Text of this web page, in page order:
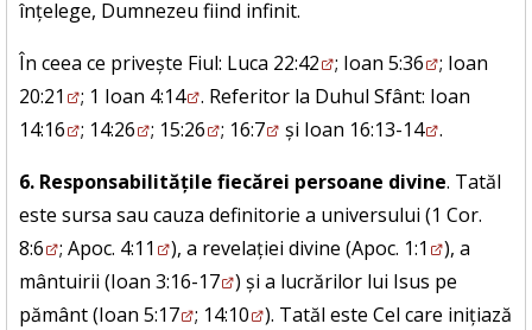
înțelege, Dumnezeu fiind infinit.
În ceea ce privește Fiul: Luca 22:42 ; Ioan 5:36 ; Ioan
20:21
; 1 Ioan 4:14 . Referitor la Duhul Sfânt: Ioan
14:16
; 14:26 ; 15:26 ; 16:7 și Ioan 16:13-14 .
6. Responsabilitățile fiecărei persoane divine. Tatăl
este sursa sau cauza definitorie a universului (1 Cor.
8:6
; Apoc. 4:11 ), a revelației divine (Apoc. 1:1
), a
mântuirii (Ioan 3:16-17 ) și a lucrărilor lui Isus pe
pământ (Ioan 5:17 ; 14:10
). Tatăl este Cel care inițiază